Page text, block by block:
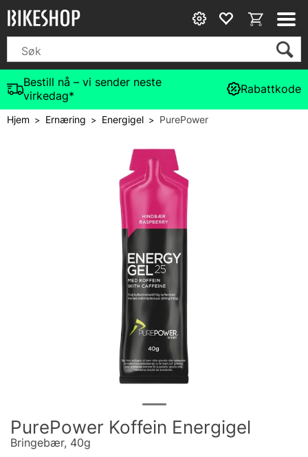
Bestill nå – vi sender neste
virkedag*
Rabattkode
Hjem> Ernæring > Energigel > PurePower
PurePower Koffein Energigel
Bringebær, 40g